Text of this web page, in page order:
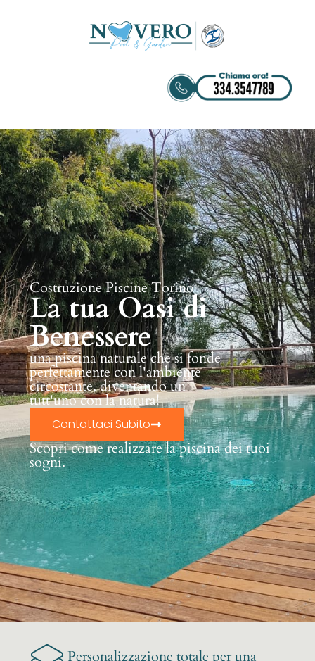
Costruzione Piscine Torino
La tua Oasi di
Benessere
una piscina naturale che si fonde
perfettamente con l'ambiente
circostante, diventando un
tutt'uno con la natura!
Contattaci Subito
Scopri come realizzare la piscina dei tuoi
sogni.
Personalizzazione totale per una